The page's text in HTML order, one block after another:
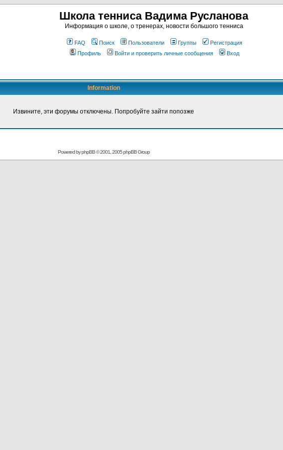
Школа тенниса Вадима Русланова
Информация о школе, о тренерах, новости большого тенниса
FAQ Поиск Пользователи Группы
Регистрация
Профиль
Войти и проверить личные сообщения Вход
Information
Извините, эти форумы отключены. Попробуйте зайти попозже
Powered byphpBB© 2001, 2005 phpBB Group